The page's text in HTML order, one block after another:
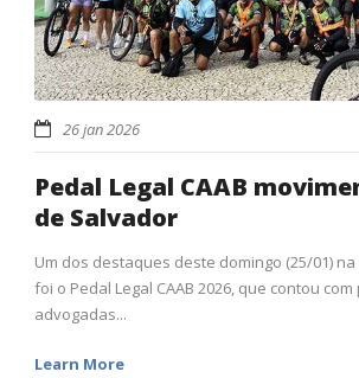
26 jan 2026
Pedal Legal CAAB
de Salvador
Um dos destaques deste domingo (25/01)
foi o Pedal Legal CAAB 2026, que contou
advogadas...
Learn More